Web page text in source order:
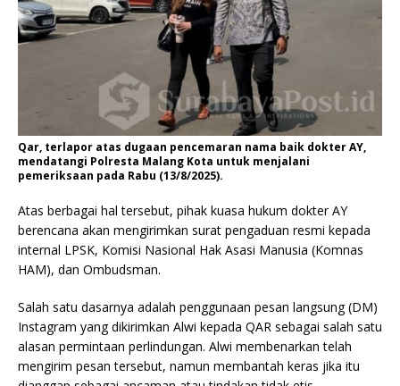
Qar, terlapor atas dugaan pencemaran nama baik dokter AY,
mendatangi Polresta Malang Kota untuk menjalani
pemeriksaan pada Rabu (13/8/2025).
Atas berbagai hal tersebut, pihak kuasa hukum dokter AY
berencana akan mengirimkan surat pengaduan resmi kepada
internal LPSK, Komisi Nasional Hak Asasi Manusia (Komnas
HAM), dan Ombudsman.
Salah satu dasarnya adalah penggunaan pesan langsung (DM)
Instagram yang dikirimkan Alwi kepada QAR sebagai salah satu
alasan permintaan perlindungan. Alwi membenarkan telah
mengirim pesan tersebut, namun membantah keras jika itu